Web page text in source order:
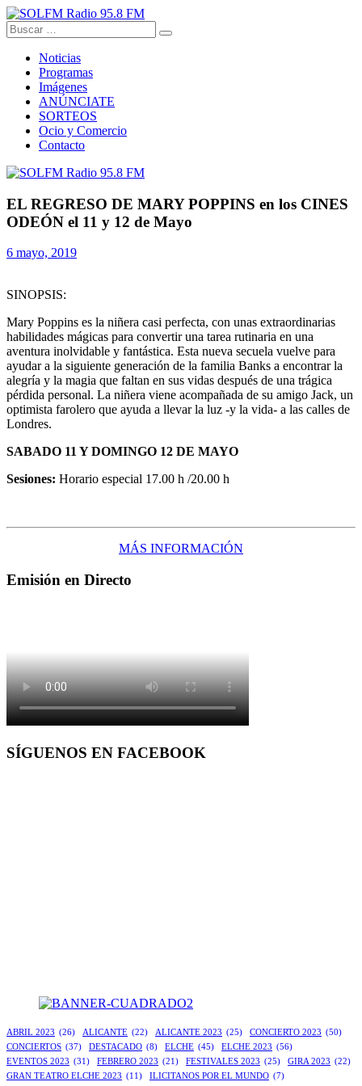
SOLFM Radio 95.8 FM
Radio en Elche, Radio en Santa Pola, Radio en Crevillente, Radio en
Vega Baja y Radio en el Medio Vinalopó
Noticias
Programas
Imágenes
ANÚNCIATE
SORTEOS
Ocio y Comercio
Contacto
EL REGRESO DE MARY POPPINS en los CINES
ODEÓN el 11 y 12 de Mayo
6 mayo, 2019
SINOPSIS:
Mary Poppins es la niñera casi perfecta, con unas extraordinarias
habilidades mágicas para convertir una tarea rutinaria en una
aventura inolvidable y fantástica. Esta nueva secuela vuelve para
ayudar a la siguiente generación de la familia Banks a encontrar la
alegría y la magia que faltan en sus vidas después de una trágica
pérdida personal. La niñera viene acompañada de su amigo Jack, un
optimista farolero que ayuda a llevar la luz -y la vida- a las calles de
Londres.
SABADO 11 Y DOMINGO 12 DE MAYO
Sesiones: Horario especial 17.00 h /20.00 h
MÁS INFORMACIÓN
Emisión en Directo
SÍGUENOS EN FACEBOOK
ABRIL 2023 (26) ALICANTE (22) ALICANTE 2023 (25) CONCIERTO 2023 (50)
CONCIERTOS (37) DESTACADO (8) ELCHE (45) ELCHE 2023 (56)
EVENTOS 2023 (31) FEBRERO 2023 (21) FESTIVALES 2023 (25) GIRA 2023 (22)
GRAN TEATRO ELCHE 2023 (11) ILICITANOS POR EL MUNDO (7)